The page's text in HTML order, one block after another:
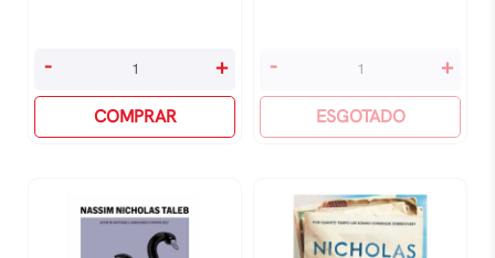
Vestígios
- +
COMPRAR
Mentira
quantidade
- +
ESGOTADO